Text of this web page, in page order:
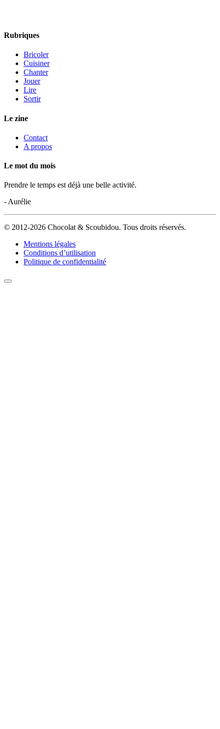
Rubriques
Bricoler
Cuisiner
Chanter
Jouer
Lire
Sortir
Le zine
Contact
A propos
Le mot du mois
Prendre le temps est déjà une belle activité.
- Aurélie
© 2012-2026 Chocolat & Scoubidou. Tous droits réservés.
Mentions légales
Conditions d’utilisation
Politique de confidentialité